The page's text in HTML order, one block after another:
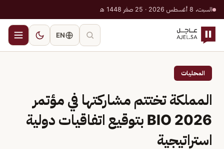
السبت، 8 أغسطس 2026 · 25 صفر 1448 هـ
EN
المحليات
المملكة تختتم مشاركتها في مؤتمر
BIO 2026 بتوقيع اتفاقيات دولية
استراتيجية